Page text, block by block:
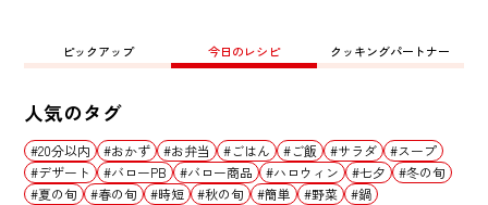
ピックアップ 今日のレシピ クッキングパートナー
人気のタグ
20分以内 おかず お弁当 ごはん ご飯 サラダ
スープ
デザート
バローPB バロー商品 ハロウィン 七夕
冬の旬
夏の旬
春の旬 時短 秋の旬 簡単 野菜
鍋